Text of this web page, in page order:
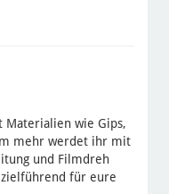
Materialien wie Gips,
mehr werdet ihr mit
und Filmdreh
für eure